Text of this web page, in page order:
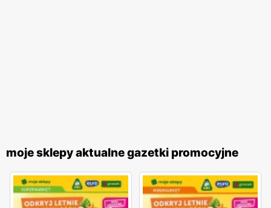
moje sklepy aktualne gazetki promocyjne